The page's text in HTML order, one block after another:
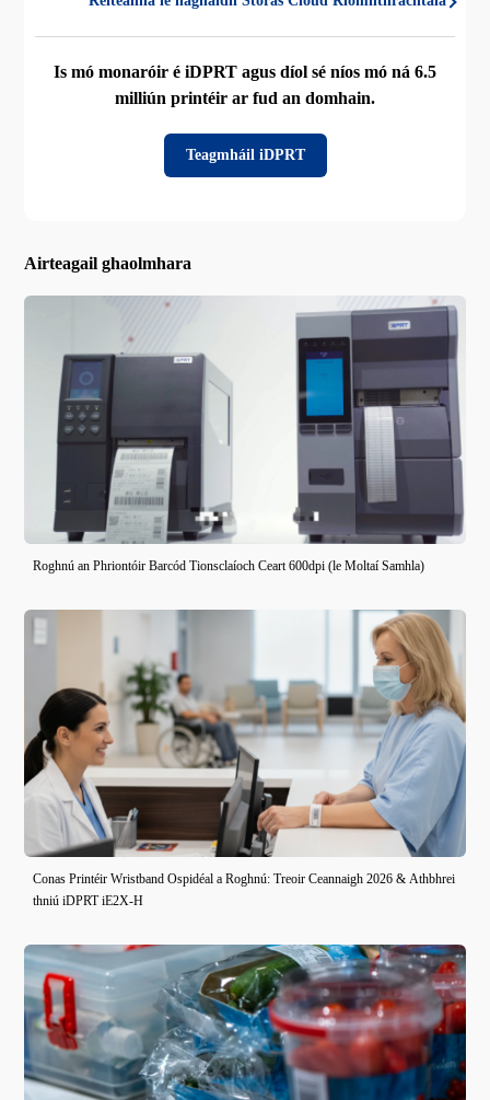
Is mó monaróir é iDPRT agus díol sé níos mó ná 6.5
milliún printéir ar fud an domhain.
Teagmháil iDPRT
Airteagail ghaolmhara
Roghnú an Phriontóir Barcód Tionsclaíoch Ceart 600dpi (le Moltaí Samhla)
Conas Printéir Wristband Ospidéal a Roghnú: Treoir Ceannaigh 2026 & Athbhrei
thniú iDPRT iE2X-H